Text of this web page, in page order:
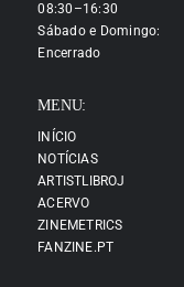
08:30–16:30
Sábado e Domingo:
Encerrado
MENU:
INÍCIO
NOTÍCIAS
ARTISTLIBROJ
ACERVO
ZINEMETRICS
FANZINE.PT